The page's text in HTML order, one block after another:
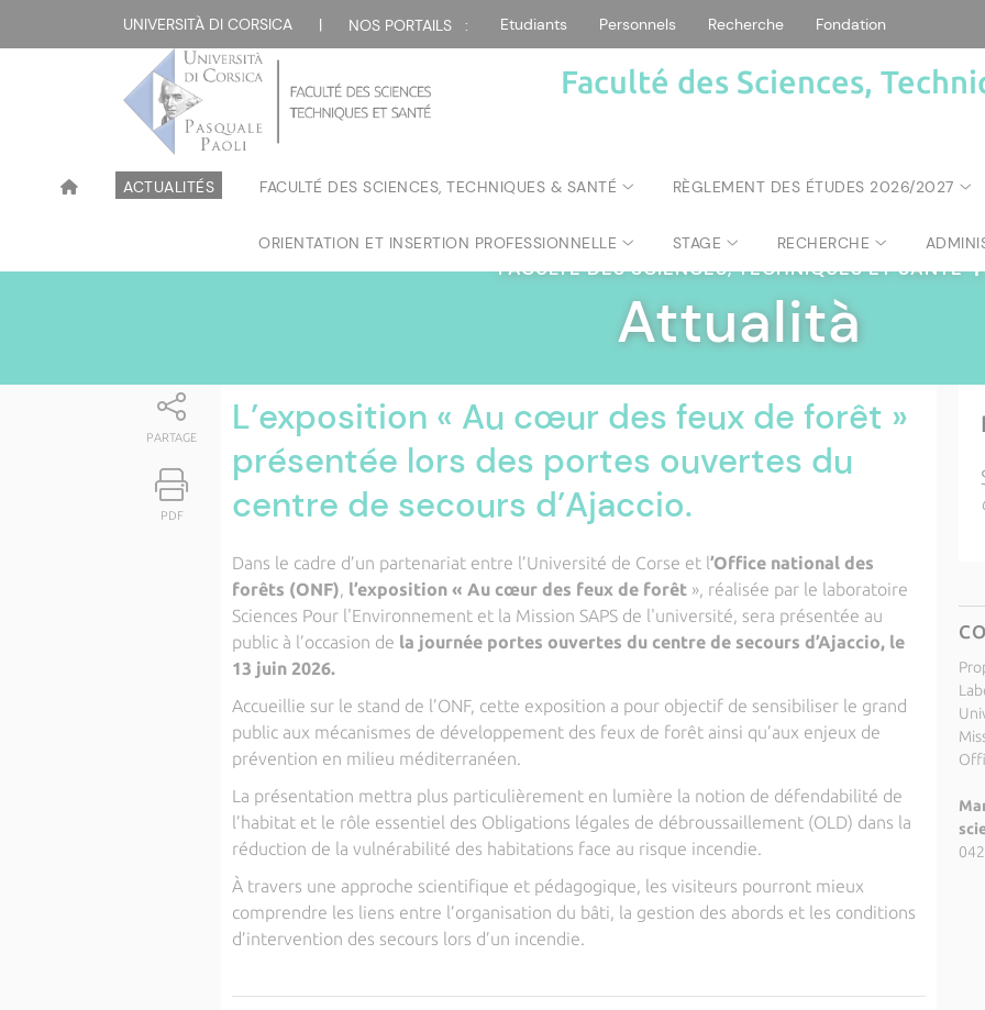
UNIVERSITÀ DI CORSICA | NOS PORTAILS : Etudiants Personnels Recherche Fondation
Faculté des Sciences,
ACTUALITÉS FACULTÉ DES SCIENCES, TECHNIQUES & SANTÉ RÈGLEMENT DES ÉTUDES 2026/2027
ORIENTATION ET INSERTION PROFESSIONNELLE STAGE RECHERCHE
FACULTÉ DES SCIENCES, TECHNIQUES ET SANTÉ|
Attualità
PARTAGE
PDF
L’exposition « Au cœur des feux de forêt »
présentée lors des portes ouvertes du
centre de secours d’Ajaccio.
Dans le cadre d’un partenariat entre l’Université de Corse et l’Office national des
forêts (ONF), l’exposition « Au cœur des feux de forêt », réalisée par le laboratoire
Sciences Pour l'Environnement et la Mission SAPS de l'université, sera présentée au
public à l’occasion de la journée portes ouvertes du centre de secours d’Ajaccio, le
13 juin 2026.
Accueillie sur le stand de l’ONF, cette exposition a pour objectif de sensibiliser le grand
public aux mécanismes de développement des feux de forêt ainsi qu’aux enjeux de
prévention en milieu méditerranéen.
La présentation mettra plus particulièrement en lumière la notion de défendabilité de
l’habitat et le rôle essentiel des Obligations légales de débroussaillement (OLD) dans la
réduction de la vulnérabilité des habitations face au risque incendie.
À travers une approche scientifique et pédagogique, les visiteurs pourront mieux
comprendre les liens entre l’organisation du bâti, la gestion des abords et les conditions
d’intervention des secours lors d’un incendie.